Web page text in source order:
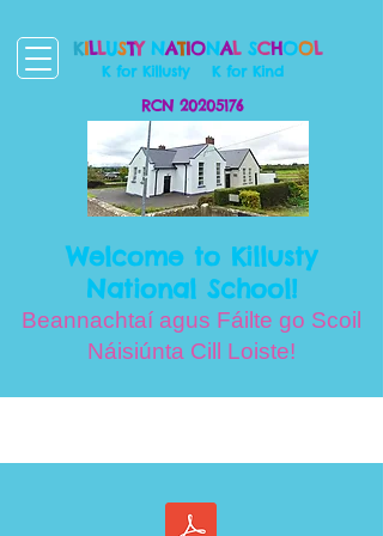
K for Killusty K for Kind
KILLUSTY NATIONALSCHOOL
RCN 20205176
Welcome to Killusty
National School!
Beannachtaí agus Fáilte go Scoil
Náisiúnta Cill Loiste!